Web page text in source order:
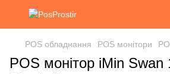
POS обладнання POS монітори
POS монітор iMin Swan